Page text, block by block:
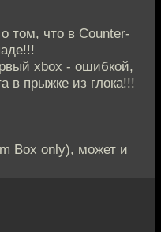
том, что в Counter-
xbox - ошибкой,
в прыжке из глока!!!
Box only), может и